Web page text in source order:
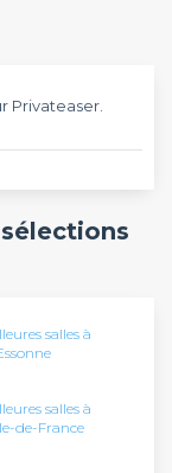
Privateaser.
salles à
salles à
de-France